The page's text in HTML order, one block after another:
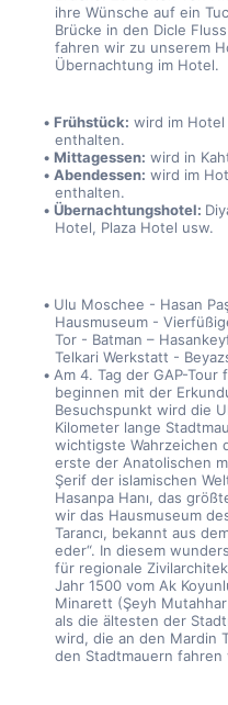
ihre Wünsche auf ein
Brücke in den Dicle
fahren wir zu unserem
Übernachtung im Hotel.
Frühstück: wird im Hotel
enthalten.
Mittagessen: wird in
Abendessen: wird im
enthalten.
Übernachtungshotel:
Hotel, Plaza Hotel usw.
Ulu Moschee - Hasan
Hausmuseum -
Tor - Batman –
Telkari Werkstatt -
Am 4. Tag der GAP-
beginnen mit der
Besuchspunkt wird die
Kilometer lange
wichtigste Wahrzeichen
erste der Anatolischen
Şerif der islamischen
Hasanpa Hanı, das
wir das Hausmuseum
Tarancı, bekannt aus
eder“. In diesem
für regionale
Jahr 1500 vom Ak
Minarett (Şeyh
als die ältesten der
wird, die an den Mardin
den Stadtmauern fahren